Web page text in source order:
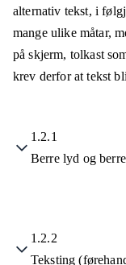
alternativ tekst, i
mange ulike måtar,
på skjerm, tolkast
krev derfor at tekst
1.2.1
Berre lyd og
1.2.2
Teksting